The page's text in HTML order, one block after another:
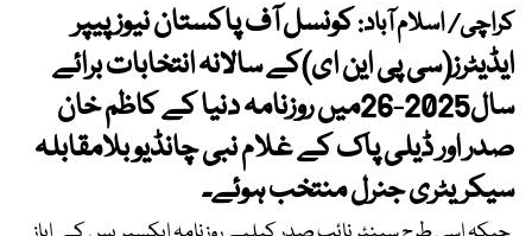
کراچی/ اسلام آباد:کونسل آف پاکستان نیوز پیپر
ایڈیٹرز(سی پی این ای)کے سالانہ انتخابات برائے
سال2025-26میں روزنامہ دنیا کے کاظم خان
صدر اور ڈیلی پاک کے غلام نبی چانڈیو بلامقابلہ
سیکریٹری جنرل منتخب ہوئے۔